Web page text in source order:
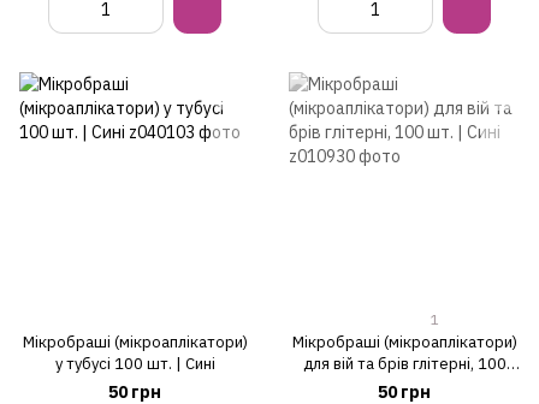
Мікробраші (мікроаплікатори)
у тубусі 100 шт. | Сині
50 грн
1
Мікробраші (мікроаплікатори)
для вій та брів глітерні, 100
шт. | Сині
50 грн